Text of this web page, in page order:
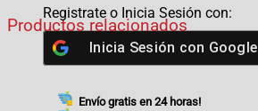
Registrate o Inicia Sesión con:
Inicia Sesión con Google
Envío gratis en 24 horas!
Productos relacionados